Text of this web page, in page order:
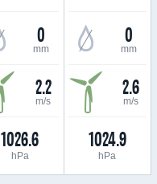
0
mm
2.2
m/s
1026.6
hPa
0
mm
2.6
m/s
1024.9
hPa